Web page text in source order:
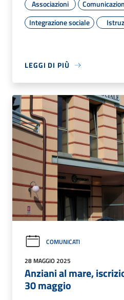
Associazioni
Integrazione sociale
LEGGI DI PIÙ
COMUNICATI
28 MAGGIO 2025
Anziani al mare,
30 maggio